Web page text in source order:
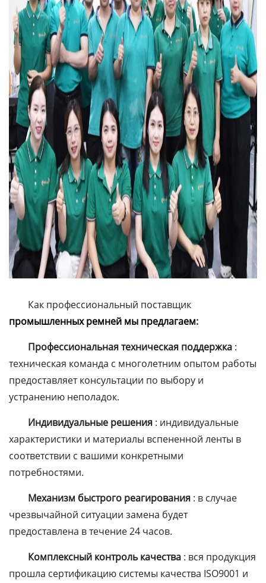
Как профессиональный поставщик
промышленных ремней мы предлагаем:
Профессиональная техническая поддержка :
техническая команда с многолетним опытом работы
предоставляет консультации по выбору и
устранению неполадок.
Индивидуальные решения : индивидуальные
характеристики и материалы вспененной ленты в
соответствии с вашими конкретными
потребностями.
Механизм быстрого реагирования : в случае
чрезвычайной ситуации замена будет
предоставлена в течение 24 часов.
Комплексный контроль качества : вся продукция
прошла сертификацию системы качества ISO9001 и